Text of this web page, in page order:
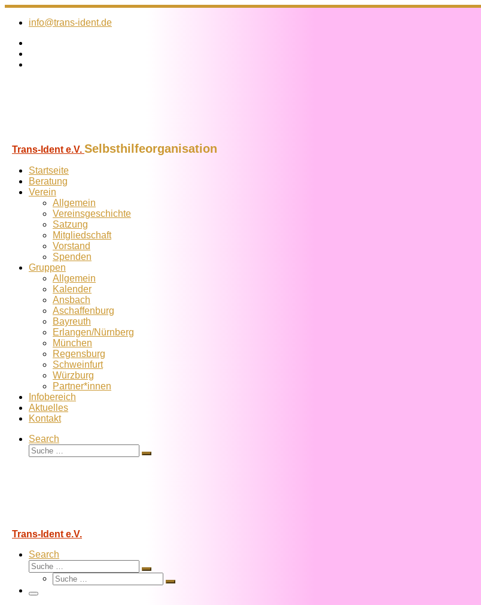
Zum
Inhalt
info@trans-ident.de
Trans-Ident e.V. Selbsthilfeorganisation
Startseite
Beratung
Verein
Allgemein
Vereins­geschichte
Satzung
Mitglied­schaft
Vorstand
Spenden
Gruppen
Allgemein
Kalender
Ansbach
Aschaffenburg
Bayreuth
Erlangen/Nürnberg
München
Regensburg
Schweinfurt
Würzburg
Partner*innen
Infobereich
Aktuelles
Kontakt
Search
Suche
Suche
Trans-Ident e.V.
Search
Suche
Suche
Suche
Suche
Menü